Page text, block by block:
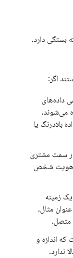
دارد.
یا
مشتری
شخص
مثال،
و